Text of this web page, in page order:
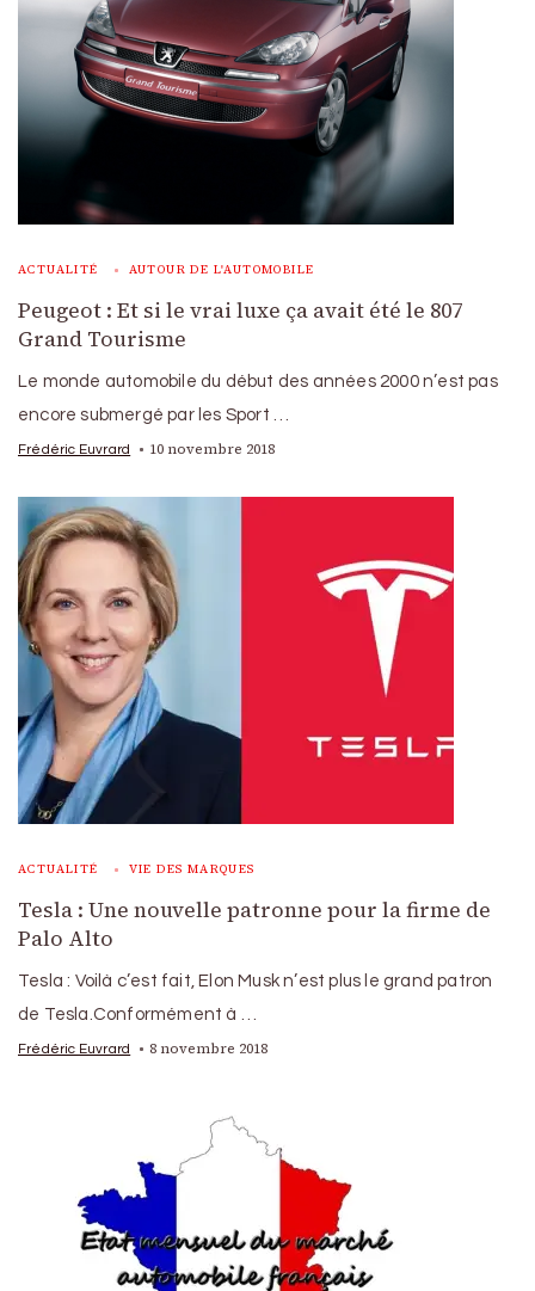
ACTUALITÉ AUTOUR DE L'AUTOMOBILE
Peugeot : Et si le vrai luxe ça avait été le 807
Grand Tourisme
Le monde automobile du début des années 2000 n’est pas
encore submergé par les Sport …
Frédéric Euvrard 10 novembre 2018
ACTUALITÉ VIE DES MARQUES
Tesla : Une nouvelle patronne pour la firme de
Palo Alto
Tesla : Voilà c’est fait, Elon Musk n’est plus le grand patron
de Tesla.Conformément à …
Frédéric Euvrard 8 novembre 2018